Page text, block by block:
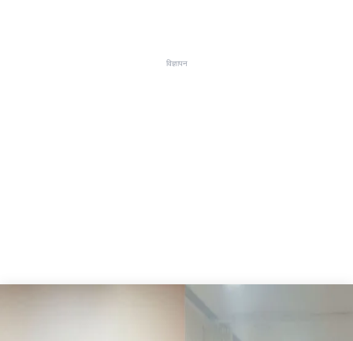
विज्ञापन